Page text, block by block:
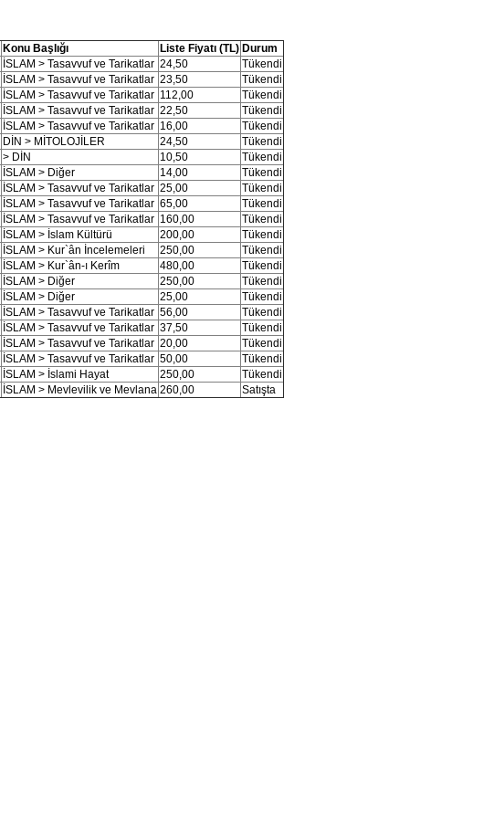
Konu Başlığı Liste Fiyatı (TL) Durum
İSLAM > Tasavvuf ve Tarikatlar 24,50
Tükendi
İSLAM > Tasavvuf ve Tarikatlar 23,50
Tükendi
İSLAM > Tasavvuf ve Tarikatlar 112,00
Tükendi
İSLAM > Tasavvuf ve Tarikatlar 22,50
Tükendi
İSLAM > Tasavvuf ve Tarikatlar 16,00
Tükendi
DİN > MİTOLOJİLER 24,50
Tükendi
> DİN 10,50
Tükendi
İSLAM > Diğer 14,00
Tükendi
İSLAM > Tasavvuf ve Tarikatlar 25,00
Tükendi
İSLAM > Tasavvuf ve Tarikatlar 65,00
Tükendi
İSLAM > Tasavvuf ve Tarikatlar 160,00
Tükendi
İSLAM > İslam Kültürü 200,00
Tükendi
İSLAM > Kur`ân İncelemeleri 250,00
Tükendi
İSLAM > Kur`ân-ı Kerîm 480,00
Tükendi
İSLAM > Diğer 250,00
Tükendi
İSLAM > Diğer 25,00
Tükendi
İSLAM > Tasavvuf ve Tarikatlar 56,00
Tükendi
İSLAM > Tasavvuf ve Tarikatlar 37,50
Tükendi
İSLAM > Tasavvuf ve Tarikatlar 20,00
Tükendi
İSLAM > Tasavvuf ve Tarikatlar 50,00
Tükendi
İSLAM > İslami Hayat 250,00
Tükendi
İSLAM > Mevlevilik ve Mevlana 260,00 Satışta